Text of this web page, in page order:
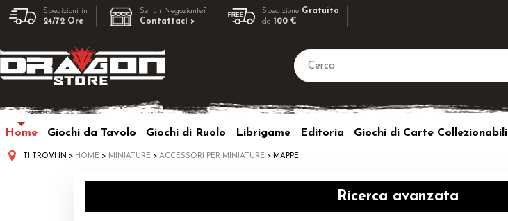
Spedizioni in
24/72 Ore
Sei un Negoziante?
Contattaci >
Spedizione Gratuita
da100 €
Home Giochi da Tavolo Giochi di Ruolo Librigame Editoria Giochi di Carte Collezionabili
TI TROVI IN HOME MINIATURE ACCESSORI PER MINIATURE MAPPE
Ricerca avanzata